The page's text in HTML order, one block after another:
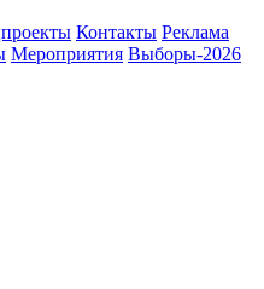
Контакты Реклама
Мероприятия Выборы-2026